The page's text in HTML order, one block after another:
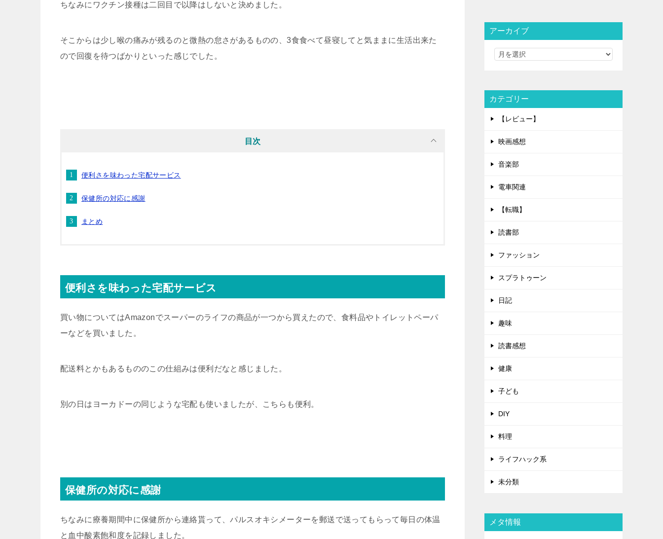
ちなみにワクチン接種は二回目で以降はしないと決めました。
そこからは少し喉の痛みが残るのと微熱の怠さがあるものの、3食食べて昼寝してと気ままに生活出来た
ので回復を待つばかりといった感じでした。
目次
便利さを味わった宅配サービス
保健所の対応に感謝
まとめ
便利さを味わった宅配サービス
買い物についてはAmazonでスーパーのライフの商品が一つから買えたので、食料品やトイレットペーパ
ーなどを買いました。
配送料とかもあるもののこの仕組みは便利だなと感じました。
別の日はヨーカドーの同じような宅配も使いましたが、こちらも便利。
保健所の対応に感謝
ちなみに療養期間中に保健所から連絡貰って、パルスオキシメーターを郵送で送ってもらって毎日の体温
と血中酸素飽和度を記録しました。
アーカイブ
カテゴリー
【レビュー】
映画感想
音楽部
電車関連
【転職】
読書部
ファッション
スプラトゥーン
日記
趣味
読書感想
健康
子ども
DIY
料理
ライフハック系
未分類
メタ情報